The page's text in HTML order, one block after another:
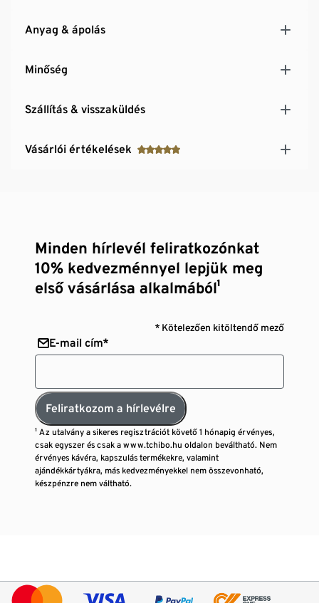
Anyag & ápolás
Minőség
Szállítás & visszaküldés
Vásárlói értékelések
Minden hírlevél feliratkozónkat
10% kedvezménnyel lepjük meg
első vásárlása alkalmából¹
* Kötelezően kitöltendő mező
E-mail cím*
Feliratkozom a hírlevélre
¹ Az utalvány a sikeres regisztrációt követő 1 hónapig érvényes,
csak egyszer és csak a www.tchibo.hu oldalon beváltható. Nem
érvényes kávéra, kapszulás termékekre, valamint
ajándékkártyákra, más kedvezményekkel nem összevonható,
készpénzre nem váltható.